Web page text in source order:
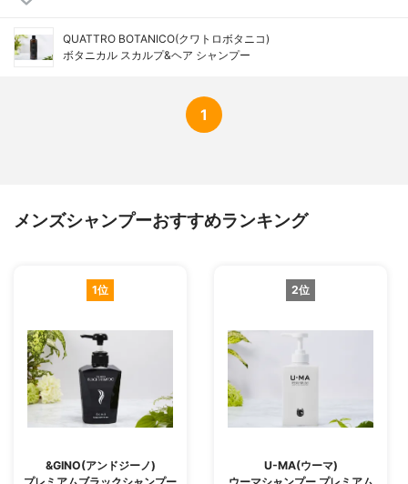
QUATTRO BOTANICO(クワトロボタニコ)
ボタニカル スカルプ&ヘア シャンプー
1
メンズシャンプーおすすめランキング
1位
&GINO(アンドジーノ)
2位
U-MA(ウーマ)